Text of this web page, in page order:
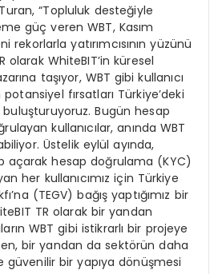
“Topluluk desteğiyle
güç veren WBT, Kasım
rekorlarla yatırımcısının yüzünü
olarak WhiteBIT’in küresel
taşıyor, WBT gibi kullanıcı
fırsatları Türkiye’deki
buluşturuyoruz. Bugün hesap
kullanıcılar, anında WBT
Üstelik eylül ayında,
açarak hesap doğrulama (KYC)
her kullanıcımız için Türkiye
(TEGV) bağış yaptığımız bir
TR olarak bir yandan
WBT gibi istikrarlı bir projeye
bir yandan da sektörün daha
güvenilir bir yapıya dönüşmesi